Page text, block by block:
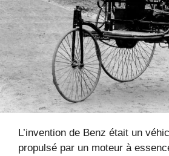
L’invention de Benz était un
propulsé par un moteur à